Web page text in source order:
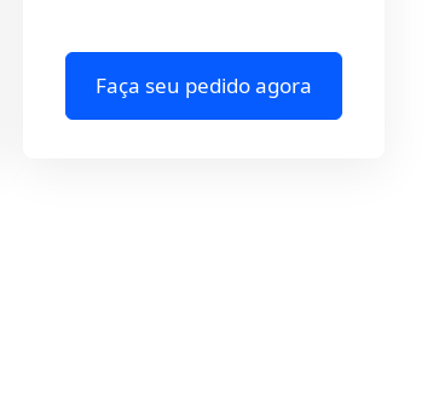
Faça seu pedido agora